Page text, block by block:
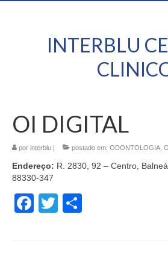
INTERBLU
OI DIGITAL
por interblu | postado em: ODONTOLOGIA
Endereço: R. 2830, 92 – Centro,
88330-347
Facebook
Twitter